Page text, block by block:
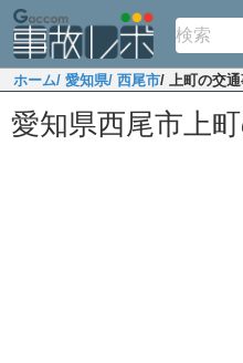
ホーム/ 愛知県/ 西尾市/ 上町の交
愛知県西尾市上